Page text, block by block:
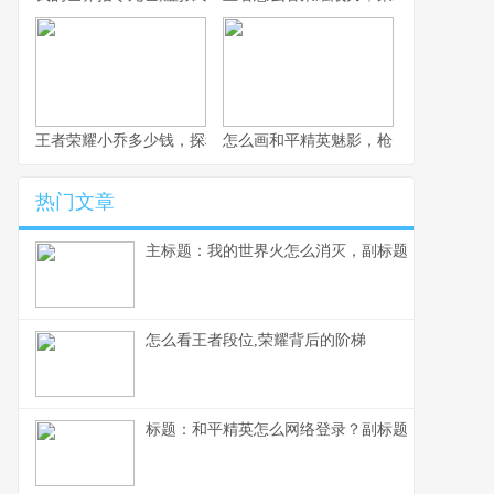
王者荣耀小乔多少钱，探秘获取成本与价值考量
怎么画和平精英魅影，枪火玫瑰的暗影
热门文章
主标题：我的世界火怎么消灭，副标题：资深玩家
怎么看王者段位,荣耀背后的阶梯
标题：和平精英怎么网络登录？副标题：资深玩家